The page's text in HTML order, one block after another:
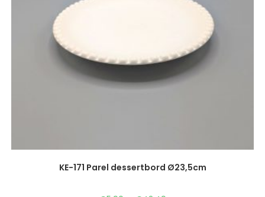
KE-171 Parel dessertbord Ø23,5cm